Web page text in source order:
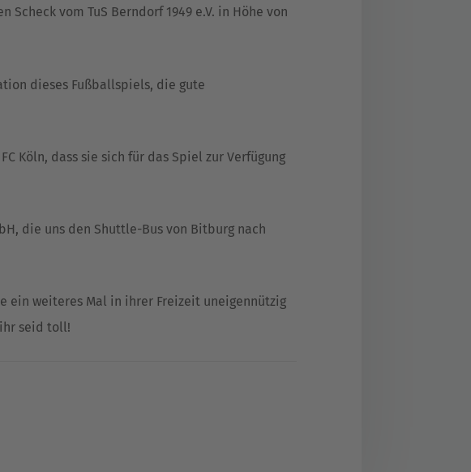
vom TuS Berndorf 1949 e.V. in Höhe von
dieses Fußballspiels, die gute
Köln, dass sie sich für das Spiel zur Verfügung
die uns den Shuttle-Bus von Bitburg nach
ein weiteres Mal in ihrer Freizeit uneigennützig
seid toll!